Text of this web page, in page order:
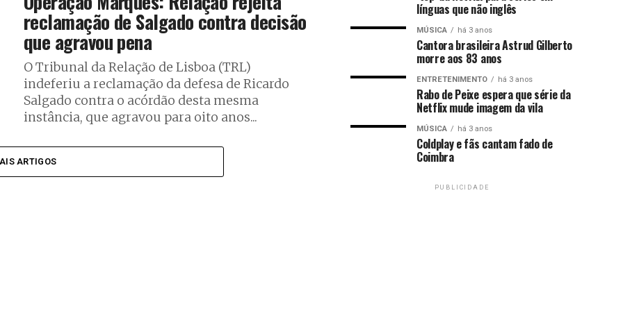
reclamação de Salgado contra decisão
que agravou pena
O Tribunal da Relação de Lisboa (TRL)
indeferiu a reclamação da defesa de Ricardo
Salgado contra o acórdão desta mesma
instância, que agravou para oito anos...
ARTIGOS
línguas que não inglês
MÚSICA há 3 anos
Cantora brasileira Astrud Gilberto
morre aos 83 anos
ENTRETENIMENTO há 3 anos
Rabo de Peixe espera que série da
Netflix mude imagem da vila
MÚSICA há 3 anos
Coldplay e fãs cantam fado de
Coimbra
PUBLICIDADE